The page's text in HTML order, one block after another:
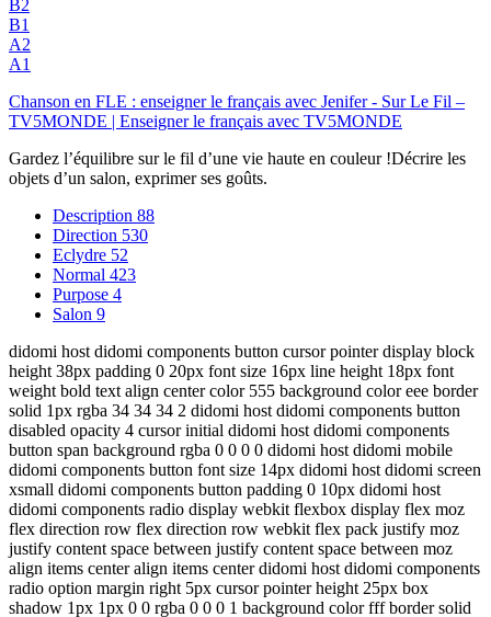
B2
B1
A2
A1
Chanson en FLE : enseigner le français avec Jenifer - Sur Le Fil –
TV5MONDE | Enseigner le français avec TV5MONDE
Gardez l’équilibre sur le fil d’une vie haute en couleur !Décrire les
objets d’un salon, exprimer ses goûts.
Description 88
Direction 530
Eclydre 52
Normal 423
Purpose 4
Salon 9
didomi host didomi components button cursor pointer display block
height 38px padding 0 20px font size 16px line height 18px font
weight bold text align center color 555 background color eee border
solid 1px rgba 34 34 34 2 didomi host didomi components button
disabled opacity 4 cursor initial didomi host didomi components
button span background rgba 0 0 0 0 didomi host didomi mobile
didomi components button font size 14px didomi host didomi screen
xsmall didomi components button padding 0 10px didomi host
didomi components radio display webkit flexbox display flex moz
flex direction row flex direction row webkit flex pack justify moz
justify content space between justify content space between moz
align items center align items center didomi host didomi components
radio option margin right 5px cursor pointer height 25px box
shadow 1px 1px 0 0 rgba 0 0 0 1 background color fff border solid